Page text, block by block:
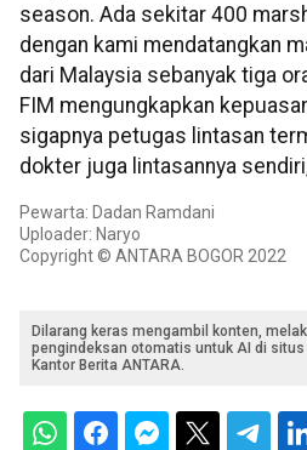
season. Ada sekitar 400
dengan kami mendatangkan
dari Malaysia sebanyak tiga
FIM mengungkapkan
sigapnya petugas lintasan
dokter juga lintasannya
Pewarta: Dadan Ramdani
Uploader: Naryo
Copyright © ANTARA BOGOR 2022
Dilarang keras mengambil konten,
pengindeksan otomatis untuk AI di
Kantor Berita ANTARA.